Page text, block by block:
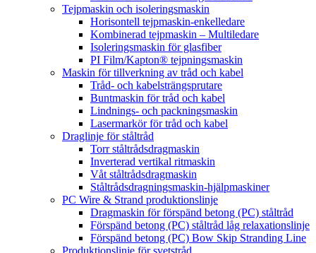
Tejpmaskin och isoleringsmaskin
Horisontell tejpmaskin-enkelledare
Kombinerad tejpmaskin – Multiledare
Isoleringsmaskin för glasfiber
PI Film/Kapton® tejpningsmaskin
Maskin för tillverkning av tråd och kabel
Tråd- och kabelsträngsprutare
Buntmaskin för tråd och kabel
Lindnings- och packningsmaskin
Lasermarkör för tråd och kabel
Draglinje för ståltråd
Torr ståltrådsdragmaskin
Inverterad vertikal ritmaskin
Våt ståltrådsdragmaskin
Ståltrådsdragningsmaskin-hjälpmaskiner
PC Wire & Strand produktionslinje
Dragmaskin för förspänd betong (PC) ståltråd
Förspänd betong (PC) ståltråd låg relaxationslinje
Förspänd betong (PC) Bow Skip Stranding Line
Produktionslinje för svetstråd